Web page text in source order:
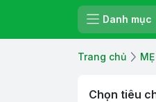
Danh mục
Trang chủ
Chọn tiêu